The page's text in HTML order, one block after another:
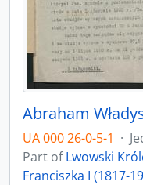
Abraham
UA 000 26-0-5-1 ·
Part ofLwowski
Franciszka I (1817-